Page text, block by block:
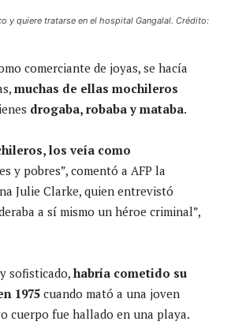
y quiere tratarse en el hospital Gangalal. Crédito:
comerciante de joyas, se hacía
muchas de ellas mochileros
drogaba, robaba y mataba.
los veía como
y pobres”, comentó a AFP la
Julie Clarke, quien entrevistó
a sí mismo un héroe criminal”,
sofisticado, habría cometido su
1975 cuando mató a una joven
cuerpo fue hallado en una playa.